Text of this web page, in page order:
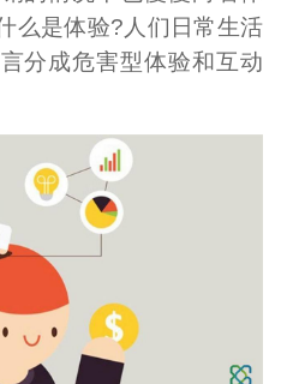
么是体验?人们日常生活
分成危害型体验和互动